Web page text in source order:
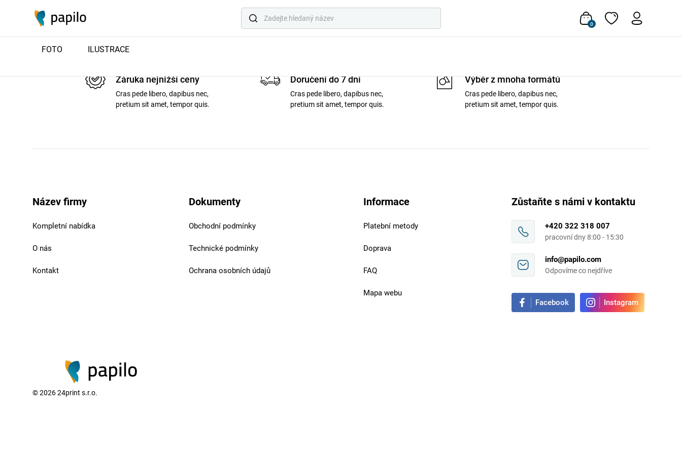
0
FOTO ILUSTRACE
Produkt s tímto ID neexistuje
Záruka nejnižší ceny
Cras pede libero, dapibus nec,
pretium sit amet, tempor quis.
Doručení do 7 dní
Cras pede libero, dapibus nec,
pretium sit amet, tempor quis.
Výběr z mnoha formátů
Cras pede libero, dapibus nec,
pretium sit amet, tempor quis.
Název firmy
Kompletní nabídka
O nás
Kontakt
Dokumenty
Obchodní podmínky
Technické podmínky
Ochrana osobních údajů
Informace
Platební metody
Doprava
FAQ
Mapa webu
Zůstaňte s námi v kontaktu
+420 322 318 007
pracovní dny 8:00 - 15:30
info@papilo.com
Odpovíme co nejdříve
Facebook Instagram
©202624print s.r.o.